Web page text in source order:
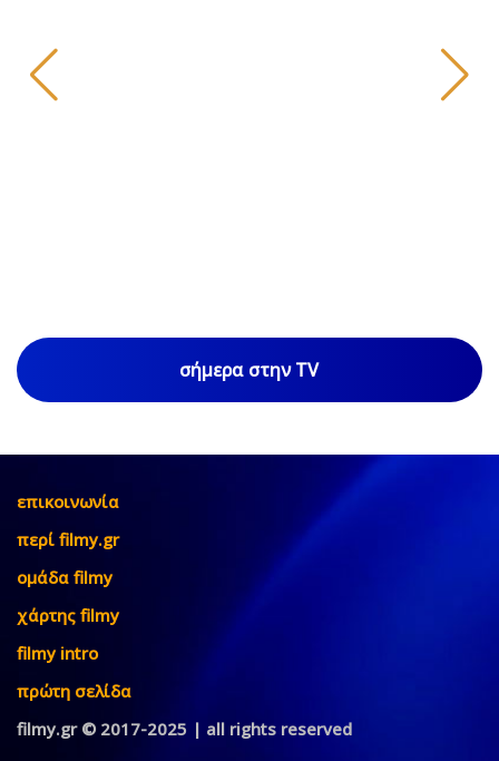
σήμερα στην TV
επικοινωνία
περί filmy.gr
ομάδα filmy
χάρτης filmy
filmy intro
πρώτη σελίδα
filmy.gr © 2017-2025 | all rights reserved